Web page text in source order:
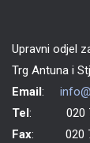
Upravni odjel
Trg Antuna i
Email :
Tel : 020
Fax: 020